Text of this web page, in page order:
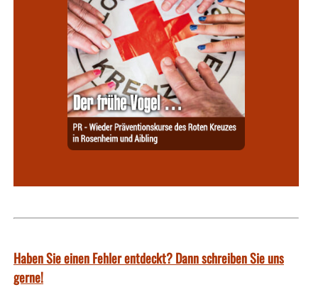
Haben Sie einen Fehler entdeckt? Dann schreiben Sie uns
gerne!